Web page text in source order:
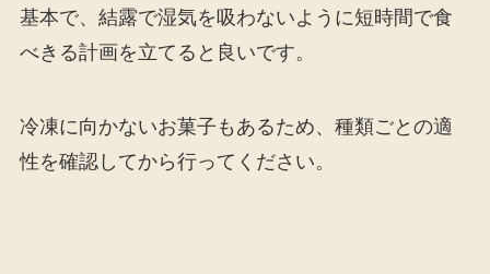
基本で、結露で湿気を吸わないように短時間で食
べきる計画を立てると良いです。
冷凍に向かないお菓子もあるため、種類ごとの適
性を確認してから行ってください。